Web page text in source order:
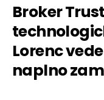
Broker
Lorenc
naplno